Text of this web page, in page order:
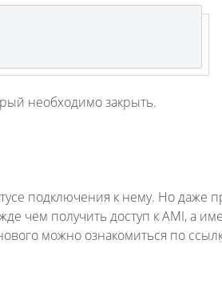
необходимо закрыть.
подключения к нему. Но даже
чем получить доступ к AMI, а
можно ознакомиться по